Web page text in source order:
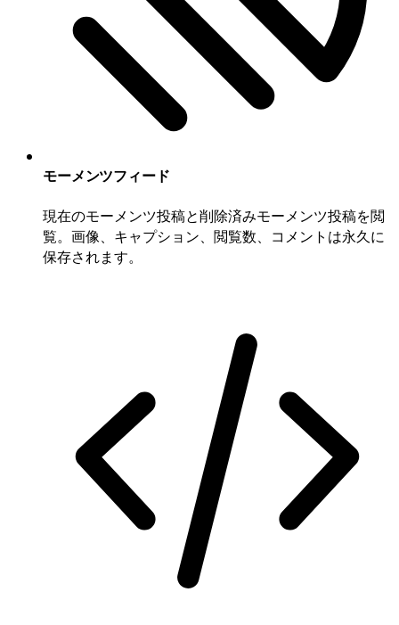
モーメンツフィード
現在のモーメンツ投稿と削除済みモーメンツ投稿を閲
覧。画像、キャプション、閲覧数、コメントは永久に
保存されます。